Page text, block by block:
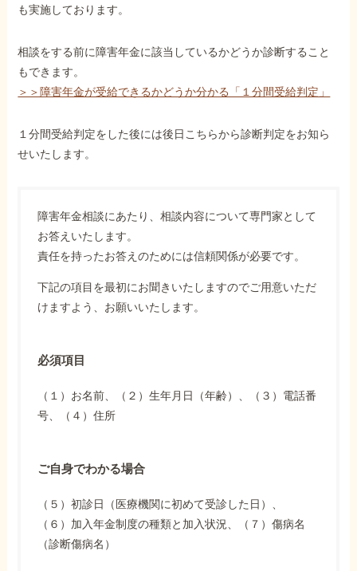
も実施しております。
相談をする前に障害年金に該当しているかどうか診断すること
もできます。
＞＞障害年金が受給できるかどうか分かる「１分間受給判定」
１分間受給判定をした後には後日こちらから診断判定をお知ら
せいたします。
障害年金相談にあたり、相談内容について専門家として
お答えいたします。
責任を持ったお答えのためには信頼関係が必要です。
下記の項目を最初にお聞きいたしますのでご用意いただ
けますよう、お願いいたします。
必須項目
（１）お名前、（２）生年月日（年齢）、（３）電話番
号、（４）住所
ご自身でわかる場合
（５）初診日（医療機関に初めて受診した日）、
（６）加入年金制度の種類と加入状況、（７）傷病名
（診断傷病名）